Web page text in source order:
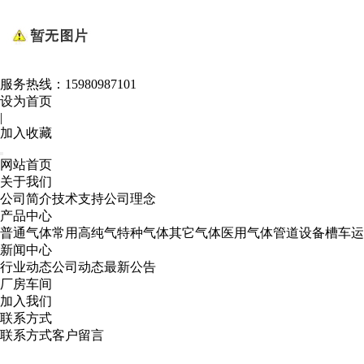
服务热线： 15980987101
设为首页
|
加入收藏
网站首页
关于我们
公司简介技术支持公司理念
产品中心
普通气体常用高纯气特种气体其它气体医用气体管道设备槽车
新闻中心
行业动态公司动态最新公告
厂房车间
加入我们
联系方式
联系方式客户留言